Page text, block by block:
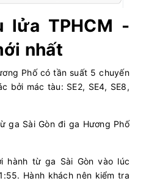
lửa TPHCM -
nhất
Phố có tần suất 5 chuyến
bởi mác tàu: SE2, SE4, SE8,
ga Sài Gòn đi ga Hương Phố
hành từ ga Sài Gòn vào lúc
Hành khách nên kiểm tra